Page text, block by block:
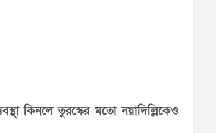
কিনলে তুরস্কের মতো নয়াদিল্লিকেও